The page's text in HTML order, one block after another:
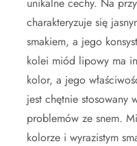
charakteryzuje się
smakiem, a jego
kolei miód lipowy ma
kolor, a jego
jest chętnie stosowany
problemów ze snem.
kolorze i wyrazistym